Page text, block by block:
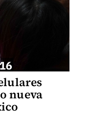
nueva